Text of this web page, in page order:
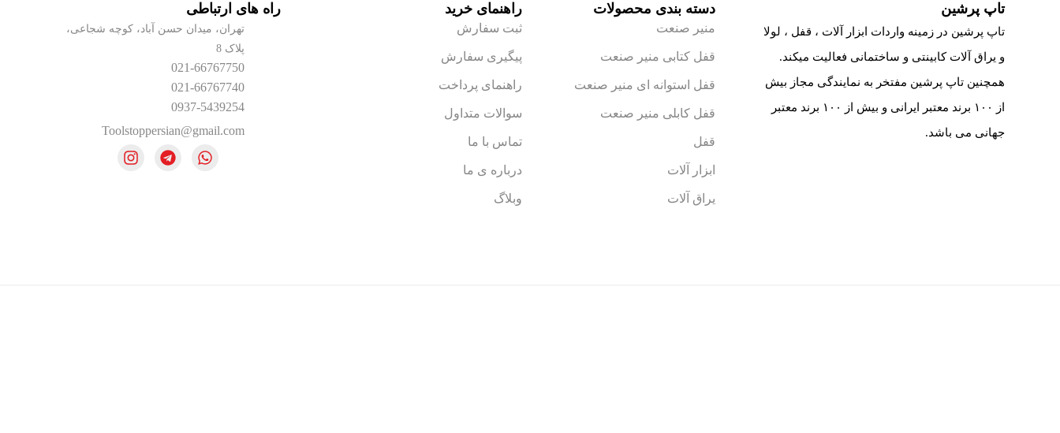
تاپ پرشین
تاپ پرشین در زمینه واردات ابزار آلات ، قفل ، لولا
و یراق آلات کابینتی و ساختمانی فعالیت میکند.
همچنین تاپ پرشین مفتخر به نمایندگی مجاز بیش
از ۱۰۰ برند معتبر ایرانی و بیش از ۱۰۰ برند معتبر
جهانی می باشد.
دسته بندی محصولات
منیر صنعت
قفل کتابی منیر صنعت
قفل استوانه ای منیر صنعت
قفل کابلی منیر صنعت
قفل
ابزار آلات
یراق آلات
راهنمای خرید
ثبت سفارش
پیگیری سفارش
راهنمای پرداخت
سوالات متداول
تماس با ما
درباره ی ما
وبلاگ
راه های ارتباطی
تهران، میدان حسن آباد، کوچه شجاعی،
پلاک 8
021-66767750
021-66767740
0937-5439254
Toolstoppersian@gmail.com